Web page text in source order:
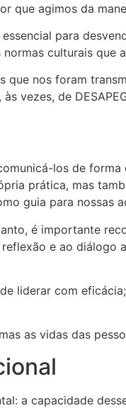
que agimos da
para
culturais que
que nos foram
vezes, de
los de
prática, mas
guia para nossas
é importante
e ao diálogo
liderar com
as vidas das
a capacidade